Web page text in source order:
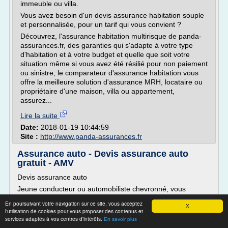
X
En poursuivant votre navigation sur ce site, vous acceptez
l'utilisation de cookies pour vous proposer des contenus et
services adaptés à vos centres d'intérêts. En savoir plus
immeuble ou villa.
Vous avez besoin d'un devis assurance habitation souple
et personnalisée, pour un tarif qui vous convient ?
Découvrez, l'assurance habitation multirisque de panda-
assurances.fr, des garanties qui s'adapte à votre type
d'habitation et à votre budget et quelle que soit votre
situation même si vous avez été résilié pour non paiement
ou sinistre, le comparateur d'assurance habitation vous
offre la meilleure solution d'assurance MRH, locataire ou
propriétaire d'une maison, villa ou appartement,
assurez...
Lire la suite
Date: 2018-01-19 10:44:59
Site : http://www.panda-assurances.fr
Assurance auto - Devis assurance auto
gratuit - AMV
Devis assurance auto
Jeune conducteur ou automobiliste chevronné, vous
trouverez chez AMV un large choix de garanties à des tarifs
privilégiés.
L'assurance Auto chez AMV